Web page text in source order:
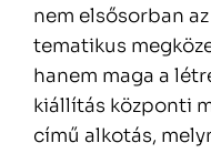
nem elsősorban
tematikus
hanem maga a
kiállítás központi
című alkotás,